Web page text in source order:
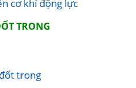
cơ khí động lực
TRONG
trong